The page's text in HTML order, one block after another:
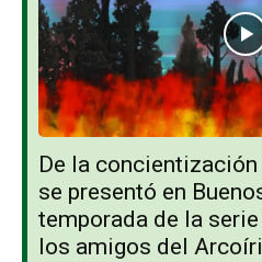
De la
se presentó en
temporada de la
los amigos del